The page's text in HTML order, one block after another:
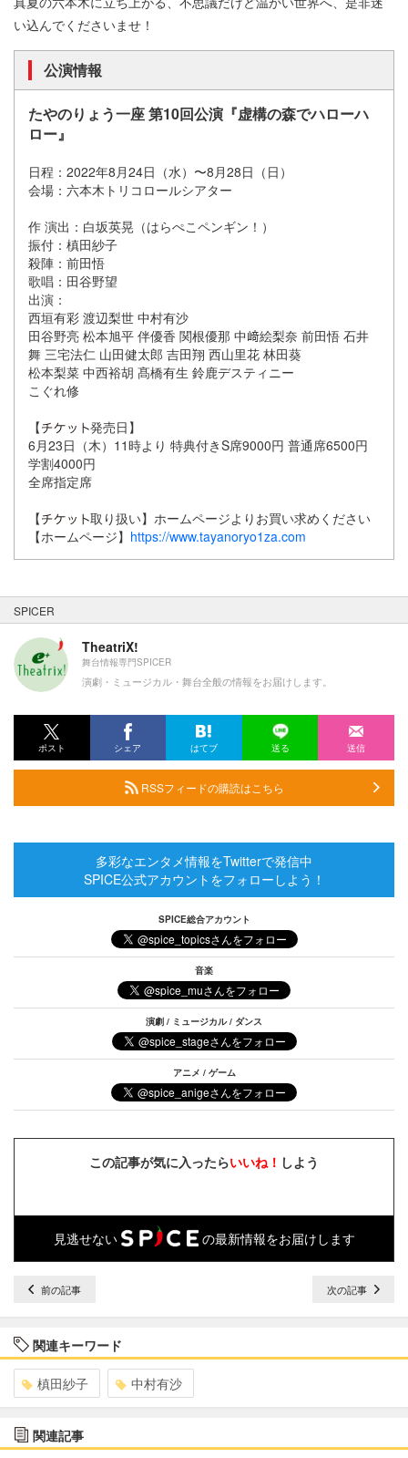
い込んでくださいませ！
公演情報
たやのりょう一座 第10回公演『虚構の森でハローハ
ロー』
日程：2022年8月24日（水）〜8月28日（日）
会場：六本木トリコロールシアター
作 演出：白坂英晃（はらぺこペンギン！）
振付：槙田紗子
殺陣：前田悟
歌唱：田谷野望
出演：
西垣有彩 渡辺梨世 中村有沙
田谷野亮 松本旭平 伴優香 関根優那 中﨑絵梨奈 前田悟 石井
舞 三宅法仁 山田健太郎 吉田翔 西山里花 林田葵
松本梨菜 中西裕胡 髙橋有生 鈴鹿デスティニー
こぐれ修
【
発売日】
6月23日（木）11時より 特典付きS席9000円 普通席6500円
学割4000円
全席指定席
【
取り扱い】ホームページよりお買い求めください
【ホームページ】 https://www.tayanoryo1za.com
SPICER
TheatriX!
舞台情報専門SPICER
演劇・ミュージカル・舞台全般の情報をお届けします。
ポスト シェア はてブ 送る 送信
RSSフィードの購読はこちら
多彩なエンタメ情報をTwitterで発信中
SPICE公式アカウントをフォローしよう！
SPICE総合アカウント
音楽
演劇 / ミュージカル / ダンス
アニメ / ゲーム
この記事が気に入ったらいいね！ しよう
見逃せない の最新情報をお届けします
前の記事 次の記事
関連キーワード
槙田紗子 中村有沙
関連記事